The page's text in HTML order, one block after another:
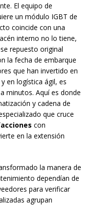
El equipo de
un módulo IGBT de
coincide con una
interno no lo tiene,
repuesto original
la fecha de embarque
que han invertido en
en logística ágil, es
minutos. Aquí es donde
y cadena de
que cruce
con
en la extensión
la manera de
dependían de
para verificar
agrupan